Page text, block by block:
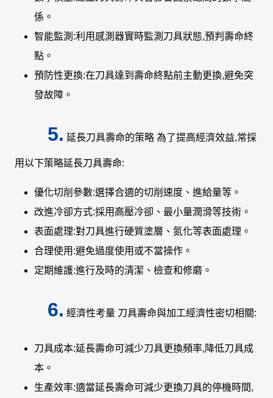
係。
智能監測:利用感測器實時監測刀具狀態,預判壽命終
點。
預防性更換:在刀具達到壽命終點前主動更換,避免突
發故障。
5. 延長刀具壽命的策略 為了提高經濟效益,常採
用以下策略延長刀具壽命:
優化切削參數:選擇合適的切削速度、進給量等。
改進冷卻方式:採用高壓冷卻、最小量潤滑等技術。
表面處理:對刀具進行硬質塗層、氮化等表面處理。
合理使用:避免過度使用或不當操作。
定期維護:進行及時的清潔、檢查和修磨。
6. 經濟性考量 刀具壽命與加工經濟性密切相關:
刀具成本:延長壽命可減少刀具更換頻率,降低刀具成
本。
生產效率:適當延長壽命可減少更換刀具的停機時間,